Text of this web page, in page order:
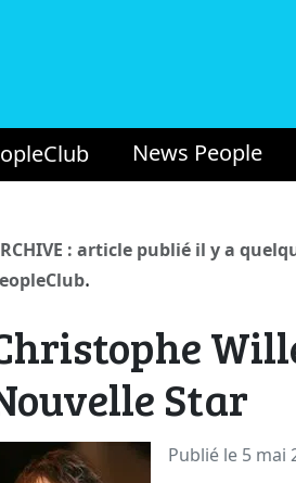
News People
: article publié il y a
.
Star
Publié le 5 mai